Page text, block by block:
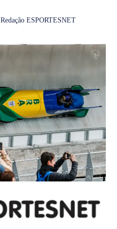
Redação ESPORTESNET